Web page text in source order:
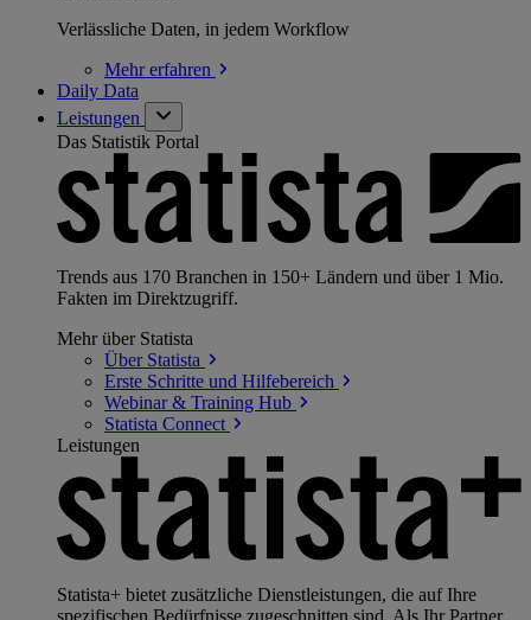
Verlässliche Daten, in jedem Workflow
Mehrerfahren
Daily Data
Leistungen
Das Statistik Portal
Trends aus 170 Branchen in 150+ Ländern und über 1 Mio.
Fakten im Direktzugriff.
Mehr über Statista
Über Statista
Erste Schritte und Hilfebereich
Webinar & Training Hub
Statista Connect
Leistungen
Statista+ bietet zusätzliche Dienstleistungen, die auf Ihre
spezifischen Bedürfnisse zugeschnitten sind. Als Ihr Partner